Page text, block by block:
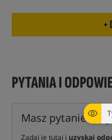
PYTANIA I
Masz pytanie
Zadaj je tutaj i uzyskaj